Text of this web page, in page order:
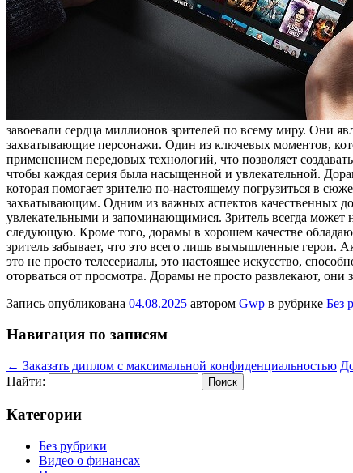
завоевали сердца миллионов зрителей по всему миру. Они
захватывающие персонажи. Один из ключевых моментов,
применением передовых технологий, что позволяет
чтобы каждая серия была насыщенной и увлекательной.
которая помогает зрителю по-настоящему погрузиться в
захватывающим. Одним из важных аспектов качественных
увлекательными и запоминающимися. Зритель всегда может
следующую. Кроме того, дорамы в хорошем качестве
зритель забывает, что это всего лишь вымышленные
это не просто телесериалы, это настоящее искусство,
оторваться от просмотра. Дорамы не просто развлекают,
Запись опубликована 04.08.2025 автором Gwp в рубрике Без
Навигация по записям
← Заказать диплом с максимальной конфиденциальностью
Найти:
Категории
Без рубрики
Видео о финансах